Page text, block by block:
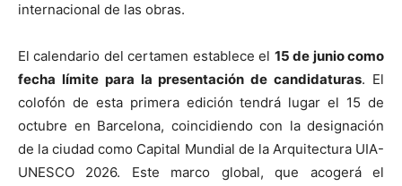
internacional de las obras.
El calendario del certamen establece el 15 de junio como
fecha límite para la presentación de candidaturas. El
colofón de esta primera edición tendrá lugar el 15 de
octubre en Barcelona, coincidiendo con la designación
de la ciudad como Capital Mundial de la Arquitectura UIA-
UNESCO 2026. Este marco global, que acogerá el